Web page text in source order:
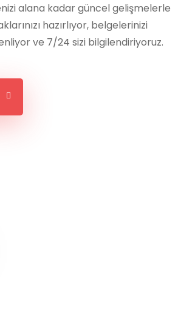
alana kadar güncel gelişmelerle
hazırlıyor, belgelerinizi
ve 7/24 sizi bilgilendiriyoruz.